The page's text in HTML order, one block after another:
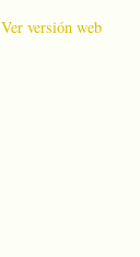
Ver versión web